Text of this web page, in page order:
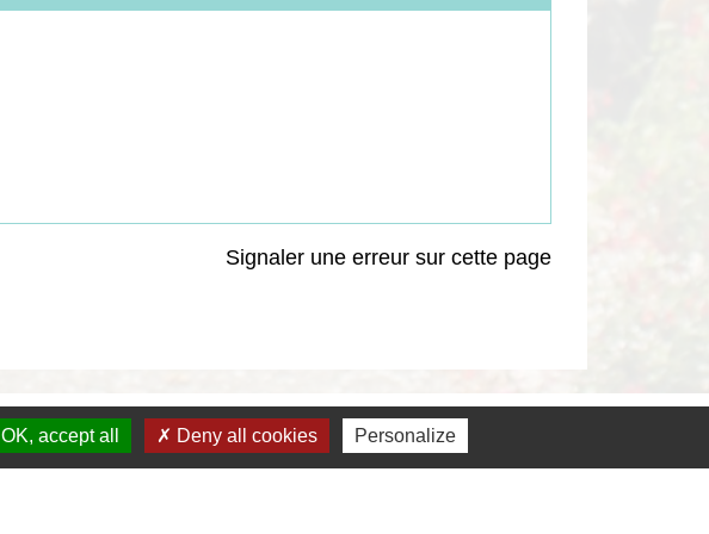
Signaler une erreur sur cette page
OK, accept all Deny all cookies Personalize